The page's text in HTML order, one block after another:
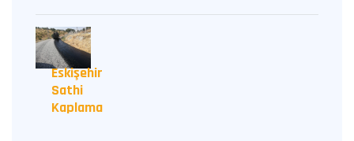
Eskişehir
Sathi
Kaplama